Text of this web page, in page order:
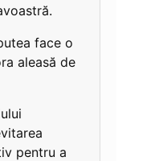
face o
aleasă de
pentru a